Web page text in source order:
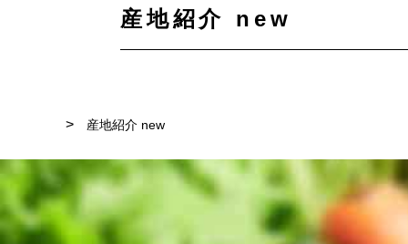
産地紹介 new
産地紹介 new